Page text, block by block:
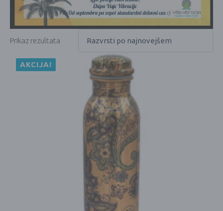
Prikaz rezultata
AKCIJA!